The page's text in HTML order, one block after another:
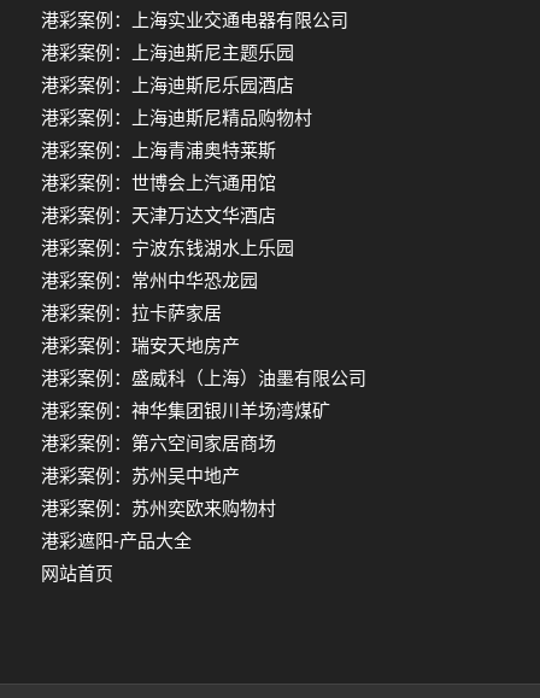
港彩案例：上海实业交通电器有限公司
港彩案例：上海迪斯尼主题乐园
港彩案例：上海迪斯尼乐园酒店
港彩案例：上海迪斯尼精品购物村
港彩案例：上海青浦奥特莱斯
港彩案例：世博会上汽通用馆
港彩案例：天津万达文华酒店
港彩案例：宁波东钱湖水上乐园
港彩案例：常州中华恐龙园
港彩案例：拉卡萨家居
港彩案例：瑞安天地房产
港彩案例：盛威科（上海）油墨有限公司
港彩案例：神华集团银川羊场湾煤矿
港彩案例：第六空间家居商场
港彩案例：苏州吴中地产
港彩案例：苏州奕欧来购物村
港彩遮阳-产品大全
网站首页